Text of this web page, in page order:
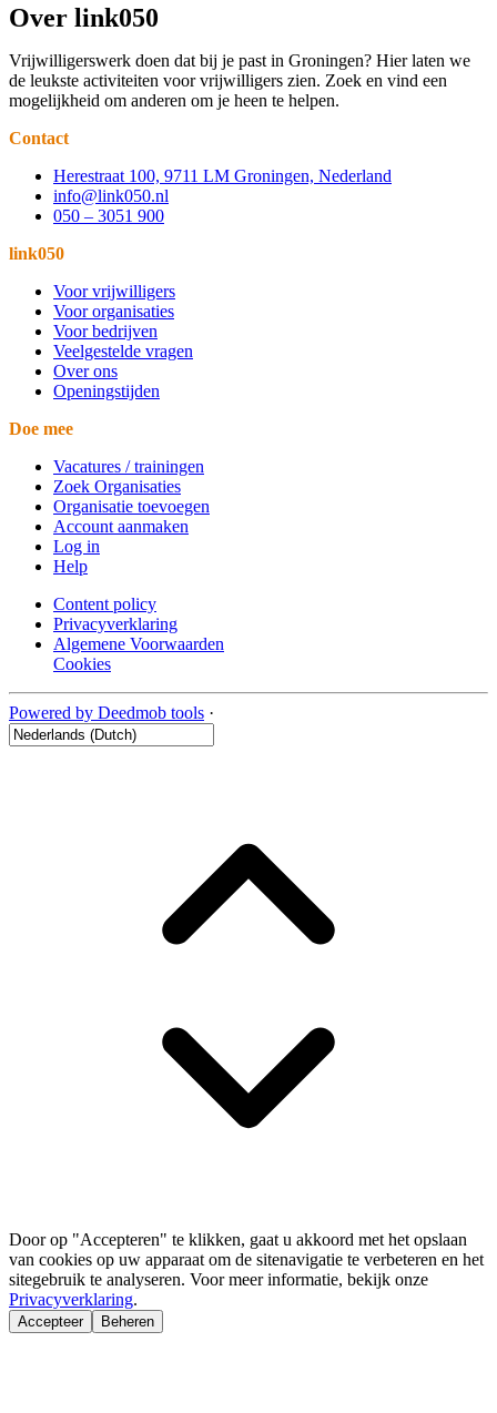
Over link050
Vrijwilligerswerk doen dat bij je past in Groningen? Hier laten we
de leukste activiteiten voor vrijwilligers zien. Zoek en vind een
mogelijkheid om anderen om je heen te helpen.
Contact
Herestraat 100, 9711 LM Groningen, Nederland
info@link050.nl
050 – 3051 900
link050
Voor vrijwilligers
Voor organisaties
Voor bedrijven
Veelgestelde vragen
Over ons
Openingstijden
Doe mee
Vacatures / trainingen
Zoek Organisaties
Organisatie toevoegen
Account aanmaken
Log in
Help
Content policy
Privacyverklaring
Algemene Voorwaarden
Cookies
Powered by Deedmob tools ·
Door op "Accepteren" te klikken, gaat u akkoord met het opslaan
van cookies op uw apparaat om de sitenavigatie te verbeteren en het
sitegebruik te analyseren. Voor meer informatie, bekijk onze
Privacyverklaring.
Accepteer Beheren